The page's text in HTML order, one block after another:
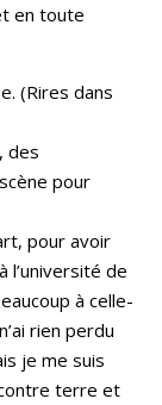
en toute
(Rires dans
des
pour
pour avoir
l’université de
à celle-
rien perdu
je me suis
terre et